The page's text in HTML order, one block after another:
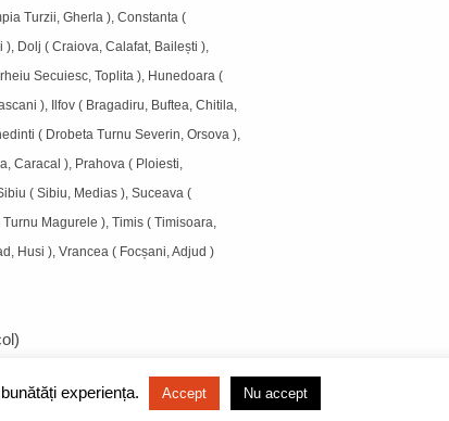
Turzii, Gherla ), Constanta (
Dolj ( Craiova, Calafat, Bailești ),
Secuiesc, Toplita ), Hunedoara (
), Ilfov ( Bragadiru, Buftea, Chitila,
( Drobeta Turnu Severin, Orsova ),
Caracal ), Prahova ( Ploiesti,
( Sibiu, Medias ), Suceava (
Magurele ), Timis ( Timisoara,
Husi ), Vrancea ( Focșani, Adjud )
experiența. Accept Nu accept